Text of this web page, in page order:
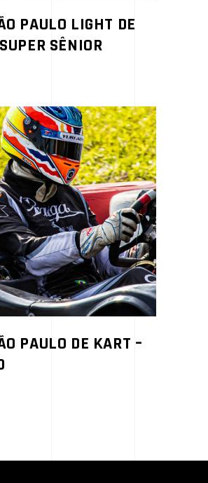
PAULO LIGHT DE
SÊNIOR
PAULO DE KART –